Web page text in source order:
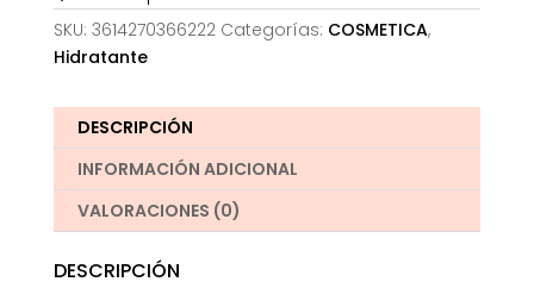
SKU: 3614270366222 Categorías: COSMETICA,
Hidratante
DESCRIPCIÓN
INFORMACIÓN ADICIONAL
VALORACIONES (0)
DESCRIPCIÓN